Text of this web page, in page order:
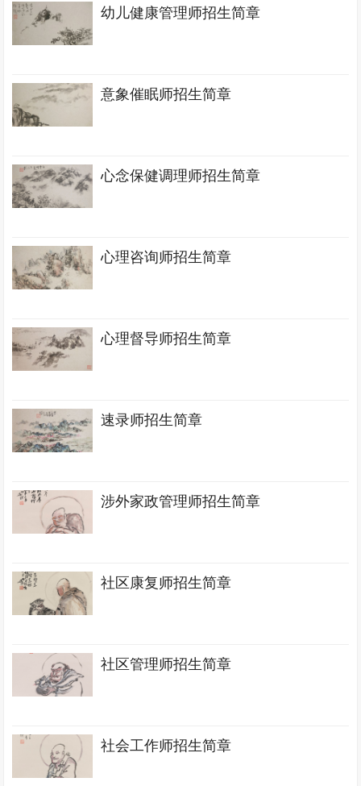
幼儿健康管理师招生简章
意象催眠师招生简章
心念保健调理师招生简章
心理咨询师招生简章
心理督导师招生简章
速录师招生简章
涉外家政管理师招生简章
社区康复师招生简章
社区管理师招生简章
社会工作师招生简章